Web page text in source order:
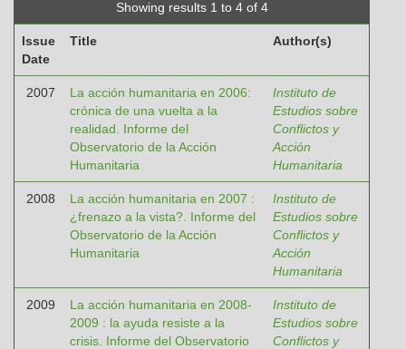
Showing results 1 to 4 of 4
Issue
Date
Title Author(s)
2007
La acción humanitaria en 2006:
crónica de una vuelta a la
realidad. Informe del
Observatorio de la Acción
Humanitaria
Instituto de
Estudios sobre
Conflictos y
Acción
Humanitaria
2008
La acción humanitaria en 2007 :
¿frenazo a la vista?. Informe del
Observatorio de la Acción
Humanitaria
Instituto de
Estudios sobre
Conflictos y
Acción
Humanitaria
2009
La acción humanitaria en 2008-
2009 : la ayuda resiste a la
crisis. Informe del Observatorio
Instituto de
Estudios sobre
Conflictos y